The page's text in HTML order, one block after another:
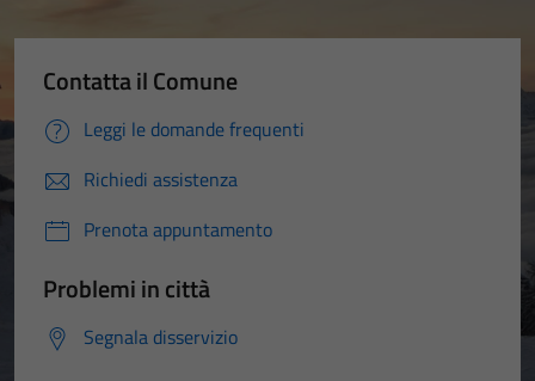
Contatta il Comune
Leggi le domande frequenti
Richiedi assistenza
Prenota appuntamento
Problemi in città
Segnala disservizio